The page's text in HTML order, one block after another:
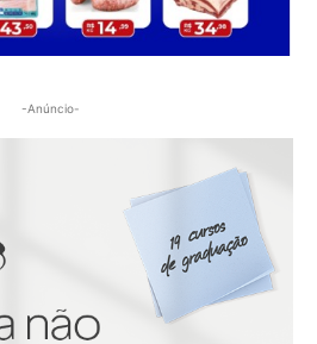
-Anúncio-